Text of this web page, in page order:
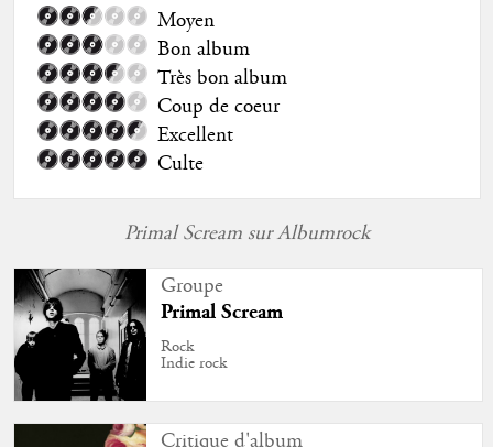
Moyen
Bon album
Très bon album
Coup de coeur
Excellent
Culte
Primal Scream sur Albumrock
Groupe
Primal Scream
Rock
Indie rock
Critique d'album